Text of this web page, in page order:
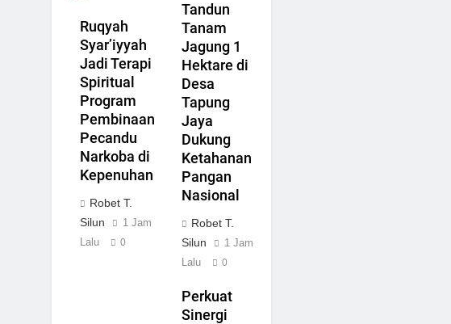
Ruqyah
Syar’iyyah
Jadi Terapi
Spiritual
Program
Pembinaan
Pecandu
Narkoba di
Kepenuhan
Robet T.
Silun
1 Jam
Lalu
0
Tandun
Tanam
Jagung 1
Hektare di
Desa
Tapung
Jaya
Dukung
Ketahanan
Pangan
Nasional
Robet T.
Silun
1 Jam
Lalu
0
Perkuat
Sinergi